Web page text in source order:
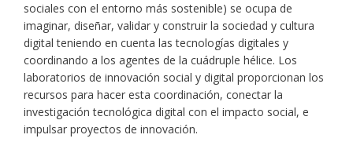
sociales con el entorno más sostenible) se ocupa de
imaginar, diseñar, validar y construir la sociedad y cultura
digital teniendo en cuenta las tecnologías digitales y
coordinando a los agentes de la cuádruple hélice. Los
laboratorios de innovación social y digital proporcionan los
recursos para hacer esta coordinación, conectar la
investigación tecnológica digital con el impacto social, e
impulsar proyectos de innovación.